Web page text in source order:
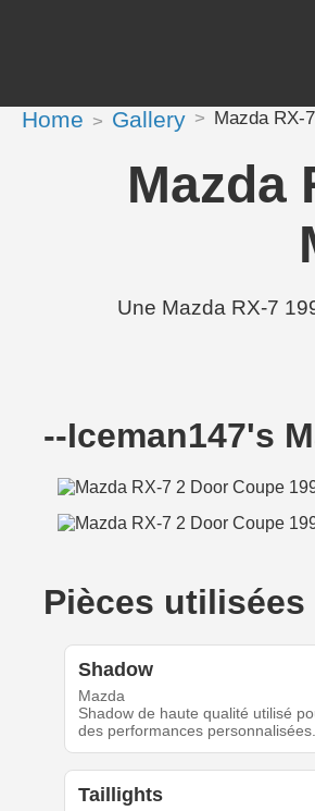
Home Gallery Mazda RX-
Mazda
Une Mazda RX-7
--Iceman147's
Pièces utilisées
Shadow
Mazda
Shadow de haute qualité utilisé
des performances personnalisées.
Taillights